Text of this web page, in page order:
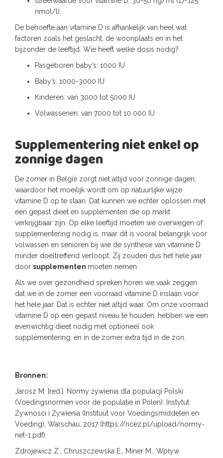
nmol/l).
De behoefte aan vitamine D is afhankelijk van heel wat
factoren zoals het geslacht, de woonplaats en in het
bijzonder de leeftijd. Wie heeft welke dosis nodig?
Pasgeboren baby’s: 1000 IU
Baby’s: 1000-3000 IU
Kinderen: van 3000 tot 5000 IU
Volwassenen: van 7000 tot 10 000 IU
Supplementering niet enkel op
zonnige dagen
De zomer in België zorgt niet altijd voor zonnige dagen,
waardoor het moeilijk wordt om op natuurlijke wijze
vitamine D op te slaan. Dat kunnen we echter oplossen met
een gepast dieet en supplementen die op markt
verkrijgbaar zijn. Op elke leeftijd moeten we overwegen of
supplementering nodig is, maar dit is vooral belangrijk voor
volwassen en senioren bij wie de synthese van vitamine D
minder doeltreffend verloopt. Zij zouden dus het hele jaar
door supplementen moeten nemen.
Als we over gezondheid spreken horen we vaak zeggen
dat we in de zomer een voorraad vitamine D inslaan voor
het hele jaar. Dat is echter niet altijd waar. Om onze voorraad
vitamine D op een gepast niveau te houden, hebben we een
evenwichtig dieet nodig met optioneel ook
supplementering, en in de zomer extra tijd in de zon.
Bronnen:
Jarosz M. [red.]: Normy żywienia dla populacji Polski
(Voedingsnormen voor de populatie in Polen). Instytut
Żywności i Żywienia (Instituut voor Voedingsmiddelen en
Voeding), Warschau, 2017 (https://ncez.pl/upload/normy-
net-1.pdf).
Zdrojewicz Z., Chruszczewska E., Miner M., Wpływ